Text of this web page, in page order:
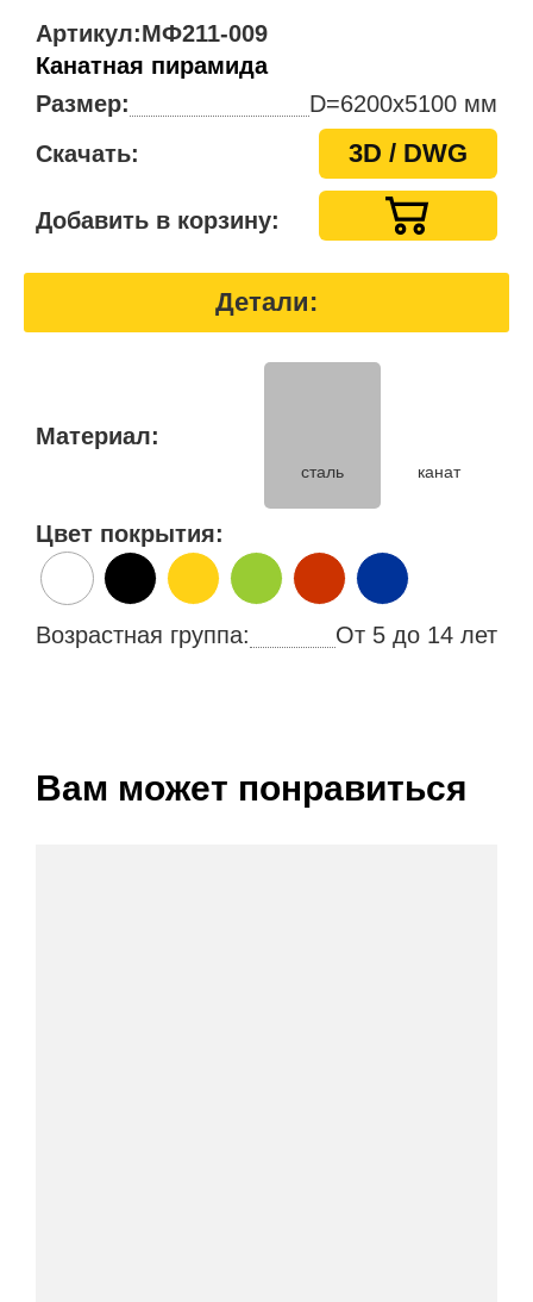
Артикул:МФ211-009
Канатная пирамида
Размер:
D=6200x5100 мм
Скачать:
3D / DWG
Добавить в корзину:
Детали:
Материал:
сталь канат
Цвет покрытия:
Возрастная группа: От 5 до 14 лет
Вам может понравиться